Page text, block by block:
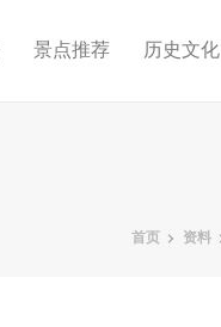
景点推荐 历史文化
首页 资料